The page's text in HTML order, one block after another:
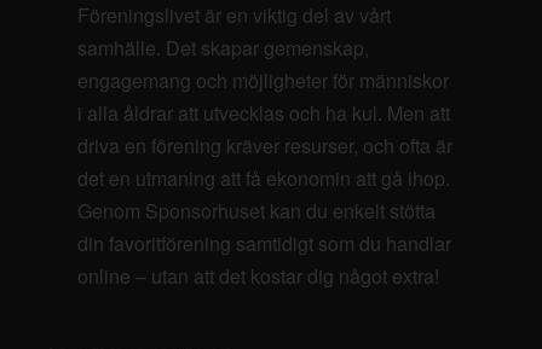
Föreningslivet är en viktig del av vårt
samhälle. Det skapar gemenskap,
engagemang och möjligheter för människor
i alla åldrar att utvecklas och ha kul. Men att
driva en förening kräver resurser, och ofta är
det en utmaning att få ekonomin att gå ihop.
Genom Sponsorhuset kan du enkelt stötta
din favoritförening samtidigt som du handlar
online – utan att det kostar dig något extra!